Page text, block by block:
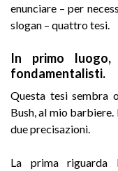
enunciare – per
slogan – quattro tesi.
In primo luogo,
fondamentalisti.
Questa tesi sembra
Bush, al mio barbiere.
due precisazioni.
La prima riguarda